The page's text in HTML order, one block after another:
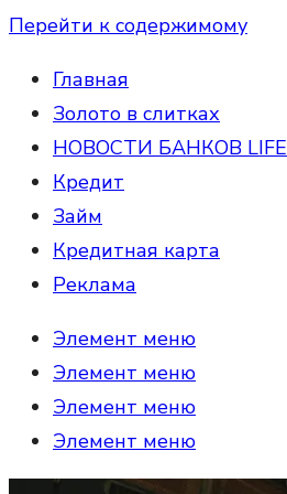
Перейти к содержимому
Главная
Золото в слитках
НОВОСТИ БАНКОВ LIFE
Кредит
Займ
Кредитная карта
Реклама
Элемент меню
Элемент меню
Элемент меню
Элемент меню